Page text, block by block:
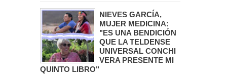
NIEVES GARCÍA,
MUJER MEDICINA:
"ES UNA BENDICIÓN
QUE LA TELDENSE
UNIVERSAL CONCHI
VERA PRESENTE MI
QUINTO LIBRO"